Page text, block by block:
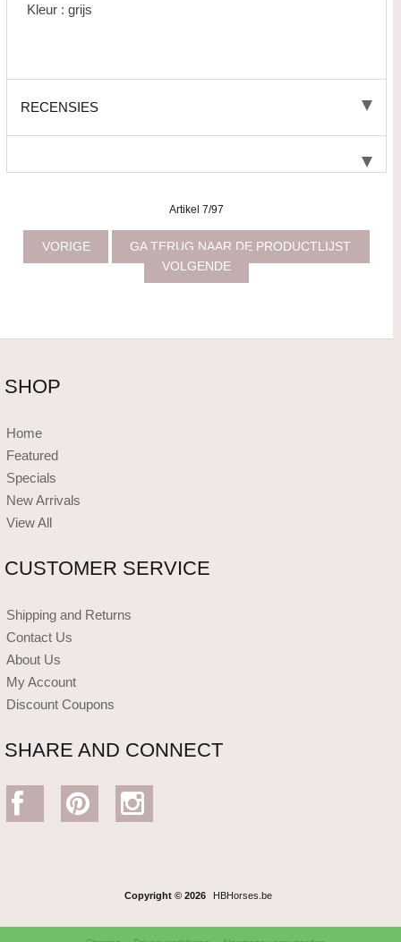
Kleur : grijs
RECENSIES
Artikel 7/97
VORIGE
GA TERUG NAAR DE PRODUCTLIJST
VOLGENDE
SHOP
Home
Featured
Specials
New Arrivals
View All
CUSTOMER SERVICE
Shipping and Returns
Contact Us
About Us
My Account
Discount Coupons
SHARE AND CONNECT
Copyright © 2026 HBHorses.be